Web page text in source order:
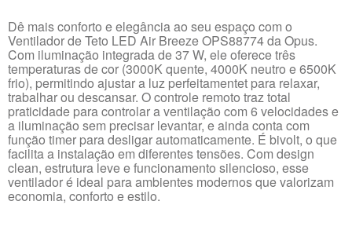
Dê mais conforto e elegância ao seu espaço com o
Ventilador de Teto LED Air Breeze OPS88774 da Opus.
Com iluminação integrada de 37 W, ele oferece três
temperaturas de cor (3000K quente, 4000K neutro e 6500K
frio), permitindo ajustar a luz perfeitamentet para relaxar,
trabalhar ou descansar. O controle remoto traz total
praticidade para controlar a ventilação com 6 velocidades e
a iluminação sem precisar levantar, e ainda conta com
função timer para desligar automaticamente. É bivolt, o que
facilita a instalação em diferentes tensões. Com design
clean, estrutura leve e funcionamento silencioso, esse
ventilador é ideal para ambientes modernos que valorizam
economia, conforto e estilo.